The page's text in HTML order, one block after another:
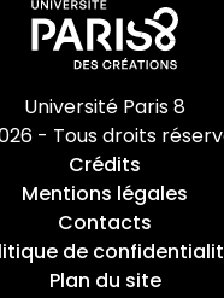
Université Paris 8
- Tous droits
Crédits
Mentions légales
Contacts
de
Plan du site